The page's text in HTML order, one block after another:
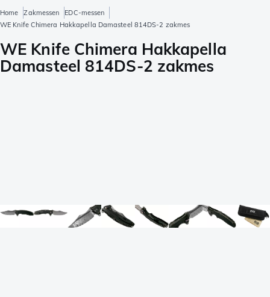
Home Zakmessen
EDC-messen
WE Knife Chimera Hakkapella Damasteel 814DS-2 zakmes
WE Knife Chimera Hakkapella
Damasteel 814DS-2 zakmes